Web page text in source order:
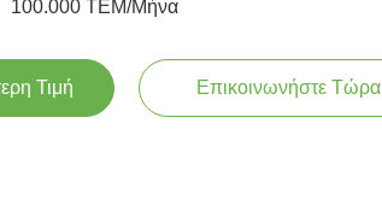
100.000 ΤΕΜ/Μήνα
Τιμή Επικοινωνήστε Τώρα